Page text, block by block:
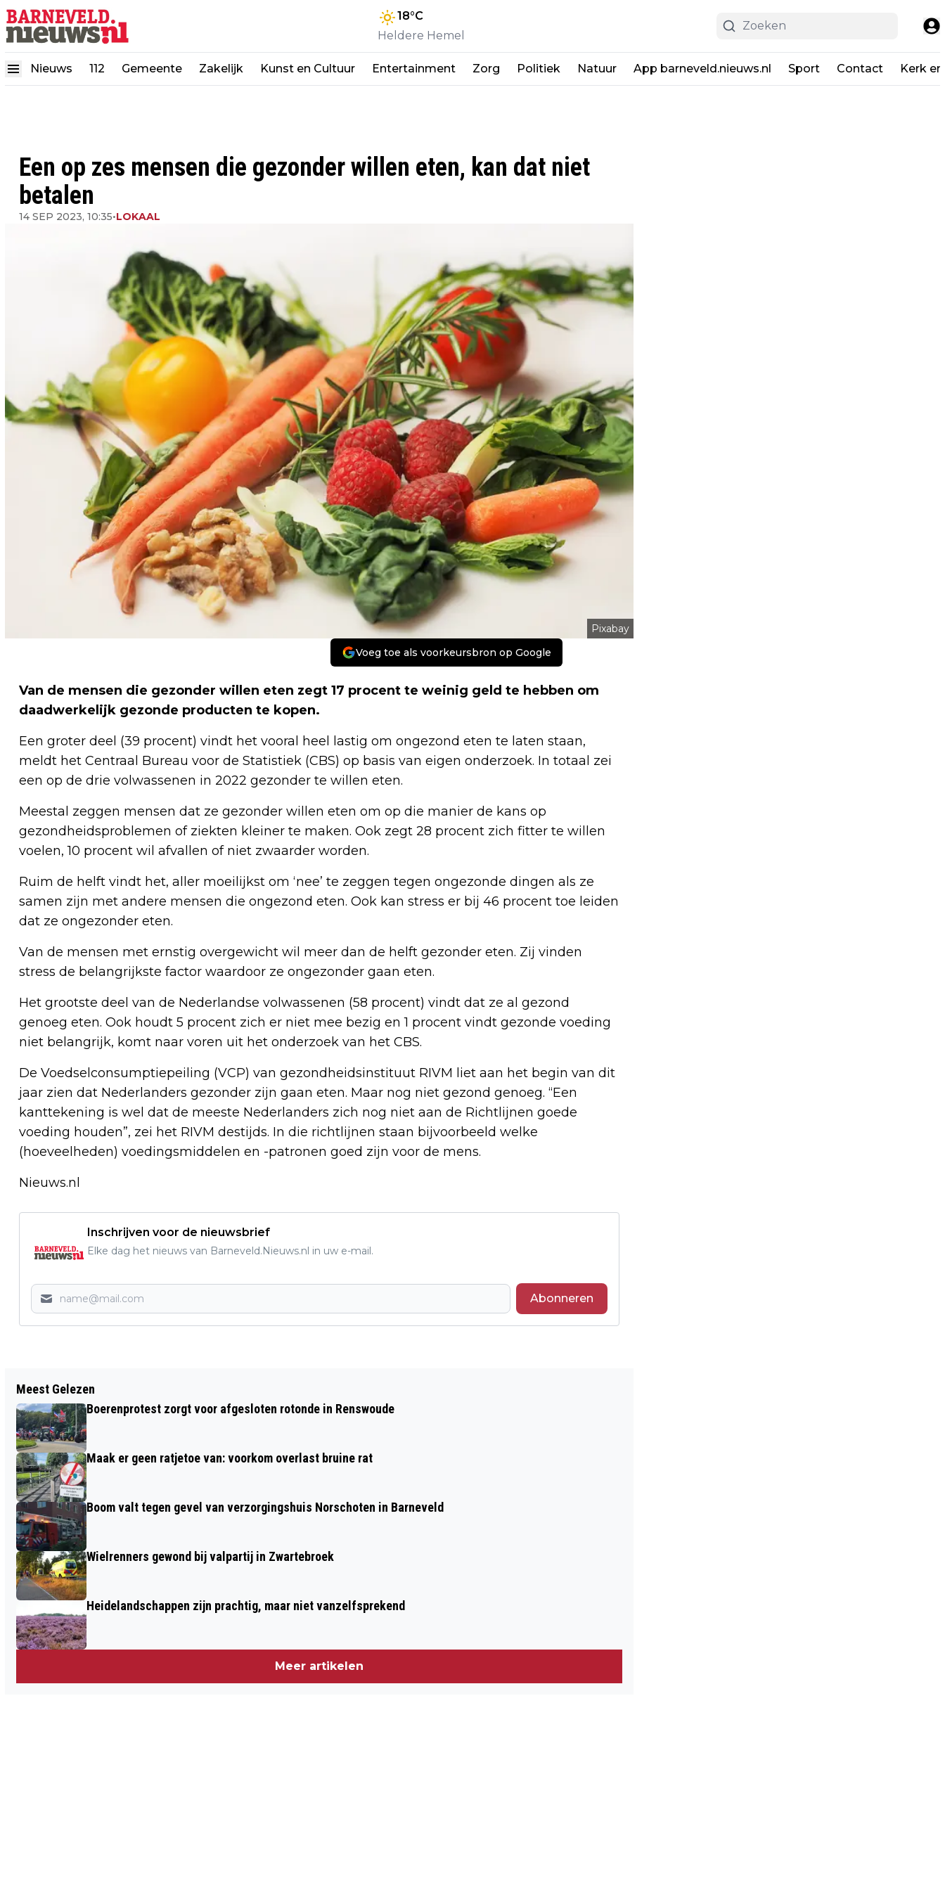
18°C
Heldere Hemel
Nieuws 112 Gemeente Zakelijk Kunst en Cultuur Entertainment Zorg Politiek Natuur App barneveld.nieuws.nl Sport Contact Kerk
Een op zes mensen die gezonder willen eten, kan dat niet
betalen
14 SEP 2023, 10:35•LOKAAL
Pixabay
Voeg toe als voorkeursbron op Google
Van de mensen die gezonder willen eten zegt 17 procent te weinig geld te hebben om
daadwerkelijk gezonde producten te kopen.
Een groter deel (39 procent) vindt het vooral heel lastig om ongezond eten te laten staan,
meldt het Centraal Bureau voor de Statistiek (CBS) op basis van eigen onderzoek. In totaal zei
een op de drie volwassenen in 2022 gezonder te willen eten.
Meestal zeggen mensen dat ze gezonder willen eten om op die manier de kans op
gezondheidsproblemen of ziekten kleiner te maken. Ook zegt 28 procent zich fitter te willen
voelen, 10 procent wil afvallen of niet zwaarder worden.
Ruim de helft vindt het, aller moeilijkst om ‘nee’ te zeggen tegen ongezonde dingen als ze
samen zijn met andere mensen die ongezond eten. Ook kan stress er bij 46 procent toe leiden
dat ze ongezonder eten.
Van de mensen met ernstig overgewicht wil meer dan de helft gezonder eten. Zij vinden
stress de belangrijkste factor waardoor ze ongezonder gaan eten.
Het grootste deel van de Nederlandse volwassenen (58 procent) vindt dat ze al gezond
genoeg eten. Ook houdt 5 procent zich er niet mee bezig en 1 procent vindt gezonde voeding
niet belangrijk, komt naar voren uit het onderzoek van het CBS.
De Voedselconsumptiepeiling (VCP) van gezondheidsinstituut RIVM liet aan het begin van dit
jaar zien dat Nederlanders gezonder zijn gaan eten. Maar nog niet gezond genoeg. “Een
kanttekening is wel dat de meeste Nederlanders zich nog niet aan de Richtlijnen goede
voeding houden”, zei het RIVM destijds. In die richtlijnen staan bijvoorbeeld welke
(hoeveelheden) voedingsmiddelen en -patronen goed zijn voor de mens.
Nieuws.nl
Inschrijven voor de nieuwsbrief
Elke dag het nieuws van Barneveld.Nieuws.nl in uw e-mail.
Abonneren
EERSTE CORONAPRIKKEN
NAJAARSRONDE 2023 VANAF 2
OKTOBER GEZET
KUILGASSEN IN KOOTWIJKERBROEK
Meest Gelezen
Boerenprotest zorgt voor afgesloten rotonde in Renswoude
Maak er geen ratjetoe van: voorkom overlast bruine rat
Boom valt tegen gevel van verzorgingshuis Norschoten in Barneveld
Wielrenners gewond bij valpartij in Zwartebroek
Heidelandschappen zijn prachtig, maar niet vanzelfsprekend
Meer artikelen